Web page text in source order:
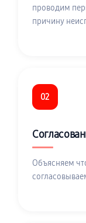
проводим
причину
02
Объясняем